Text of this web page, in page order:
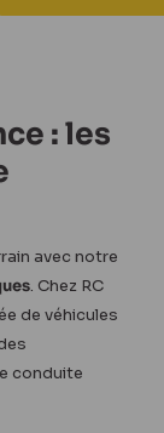
: les
avec notre
. Chez RC
de véhicules
conduite